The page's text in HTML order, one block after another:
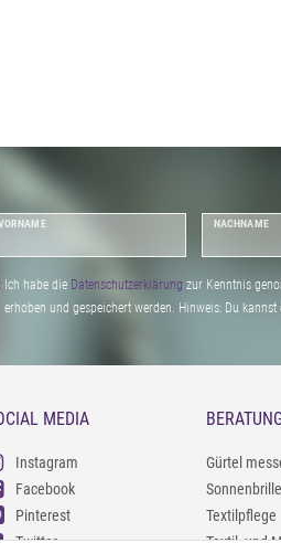
NACHNAME
Ich habe die Daten­schutz­erklärung zur Kenntnis
erhoben und gespeichert werden. Hinweis: Du
MEDIA
Instagram
Facebook
Pinterest
Gürtel
Textilpflege